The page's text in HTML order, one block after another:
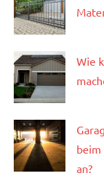
Wie
beim
an?